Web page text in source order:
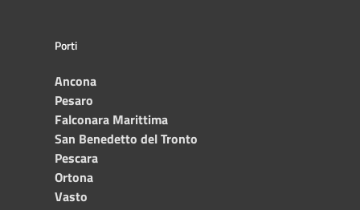
Porti
Ancona
Pesaro
Falconara Marittima
San Benedetto del Tronto
Pescara
Ortona
Vasto